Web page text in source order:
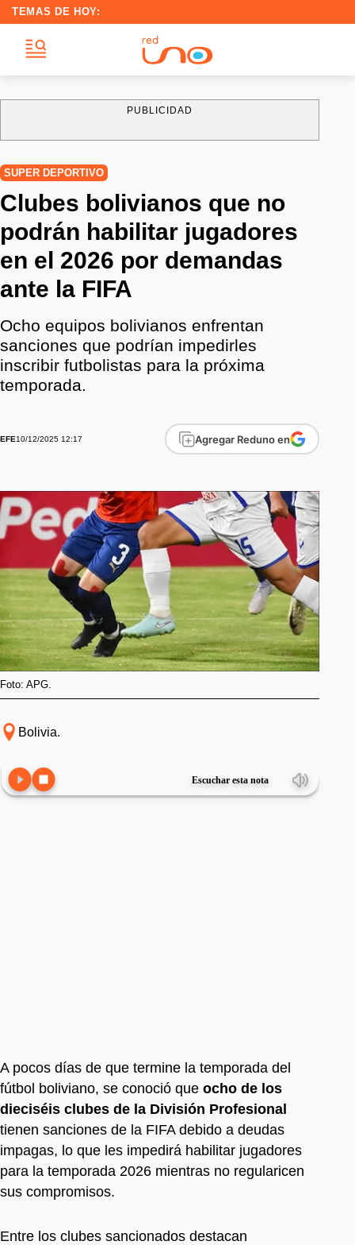
TEMAS DE HOY:
PUBLICIDAD
SUPER DEPORTIVO
Clubes bolivianos que no
podrán habilitar jugadores
en el 2026 por demandas
ante la FIFA
Ocho equipos bolivianos enfrentan
sanciones que podrían impedirles
inscribir futbolistas para la próxima
temporada.
EFE10/12/2025 12:17 Agregar Reduno en
Foto: APG.
Bolivia.
Escuchar esta nota
A pocos días de que termine la temporada del
fútbol boliviano, se conoció que ocho de los
dieciséis clubes de la División Profesional
tienen sanciones de la FIFA debido a deudas
impagas, lo que les impedirá habilitar jugadores
para la temporada 2026 mientras no regularicen
sus compromisos.
Entre los clubes sancionados destacan